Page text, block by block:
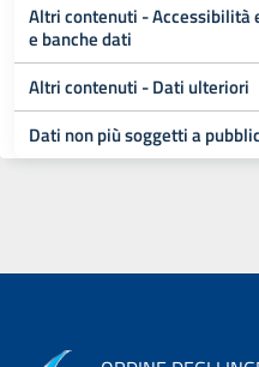
Altri contenuti - Accessibilità
e banche dati
Altri contenuti - Dati ulteriori
Dati non più soggetti a